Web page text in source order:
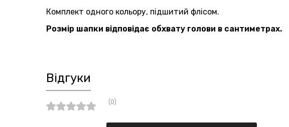
Комплект одного кольору, підшитий флiсом.
Розмір шапки відповідає обхвату голови в сантиметрах.
Відгуки
(0)